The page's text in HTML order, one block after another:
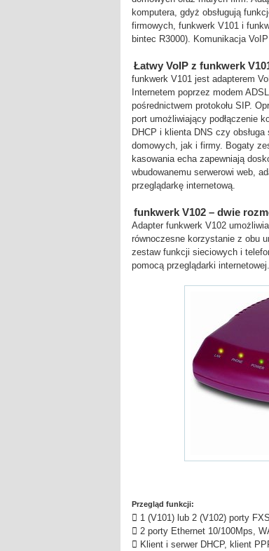
komputera, gdyż obsługują
firmowych, funkwerk V101 i
bintec R3000). Komunikacja
Łatwy VoIP z funkwerk
funkwerk V101 jest adapterem
Internetem poprzez modem
pośrednictwem protokołu SIP.
port umożliwiający podłączenie
DHCP i klienta DNS czy
domowych, jak i firmy. Bogaty
kasowania echa zapewniają
wbudowanemu serwerowi web,
przeglądarkę internetową.
funkwerk V102 – dwie
Adapter funkwerk V102
równoczesne korzystanie z obu
zestaw funkcji sieciowych i
pomocą przeglądarki internetowej.
Przegląd funkcji:
 1 (V101) lub 2 (V102) porty
 2 porty Ethernet 10/100Mps,
 Klient i serwer DHCP, klient